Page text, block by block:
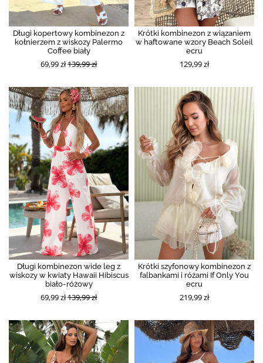
Długi kopertowy kombinezon z
kołnierzem z wiskozy Palermo
Coffee biały
69,99 zł139,99 zł
Krótki kombinezon z wiązaniem
w haftowane wzory Beach Soleil
ecru
129,99 zł
Długi kombinezon wide leg z
wiskozy w kwiaty Hawaii Hibiscus
biało-różowy
69,99 zł139,99 zł
Krótki szyfonowy kombinezon z
falbankami i różami If Only You
ecru
219,99 zł